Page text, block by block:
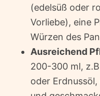
(edelsüß oder
Vorliebe), eine
Würzen des
Ausreichend
200-300 ml,
oder